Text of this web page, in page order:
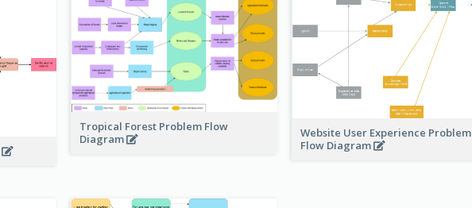
Tropical Forest Problem Flow
Diagram
Website User Experience Problem
Flow Diagram